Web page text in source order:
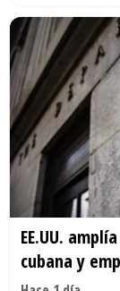
EE.UU.
cubana y